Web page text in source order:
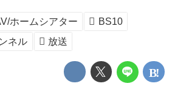
ホームシアター
BS10
ネル
放送